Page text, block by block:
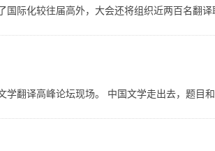
际化较往届高外，大会还将组织近两百名翻
翻译高峰论坛现场。 中国文学走出去，题目